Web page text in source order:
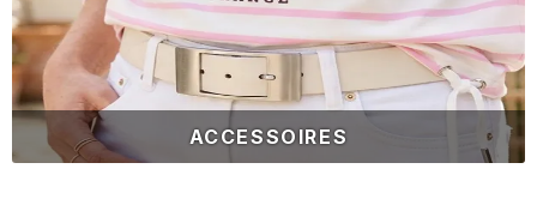
ACCESSOIRES